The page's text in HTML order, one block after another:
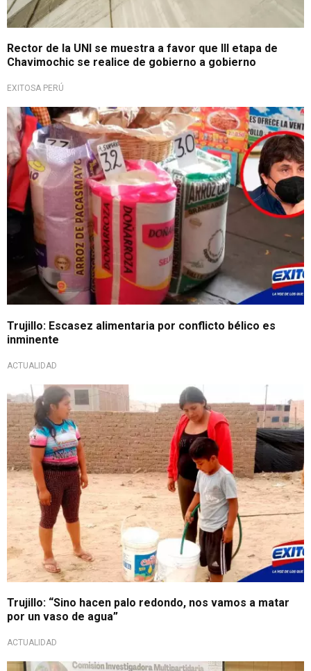
Rector de la UNI se muestra a favor que III etapa de
Chavimochic se realice de gobierno a gobierno
EXITOSA PERÚ
Trujillo: Escasez alimentaria por conflicto bélico es
inminente
ACTUALIDAD
Trujillo: “Sino hacen palo redondo, nos vamos a matar
por un vaso de agua”
ACTUALIDAD